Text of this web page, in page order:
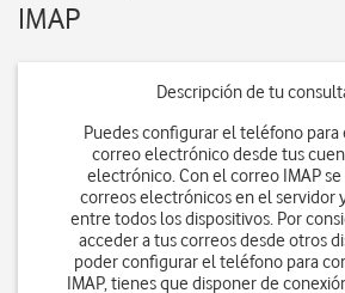
IMAP
Descripción de tu
Puedes configurar el teléfono para
correo electrónico desde tus
electrónico. Con el correo IMAP
correos electrónicos en el servidor
entre todos los dispositivos. Por
acceder a tus correos desde otros
poder configurar el teléfono para
IMAP, tienes que disponer de